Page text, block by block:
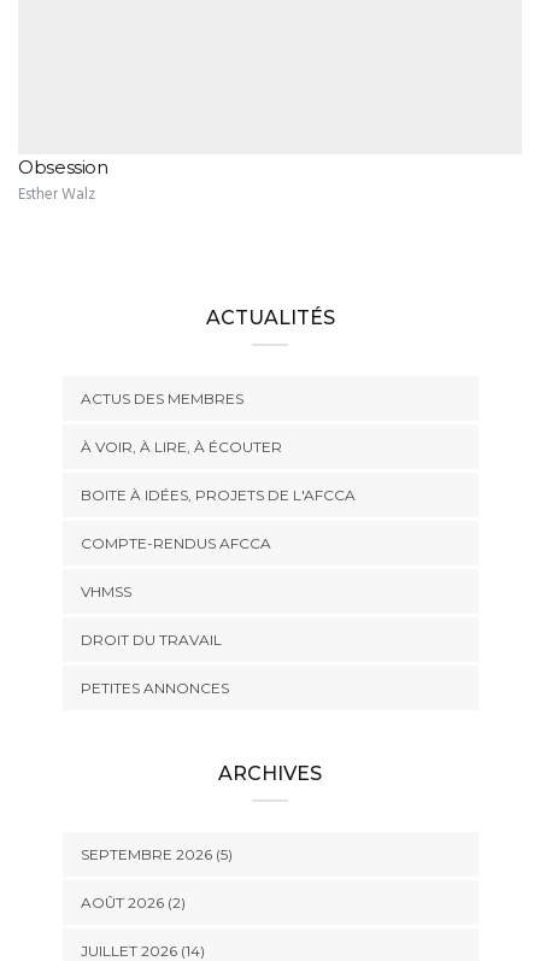
Obsession
Esther Walz
ACTUALITÉS
ACTUS DES MEMBRES
À VOIR, À LIRE, À ÉCOUTER
BOITE À IDÉES, PROJETS DE L'AFCCA
COMPTE-RENDUS AFCCA
VHMSS
DROIT DU TRAVAIL
PETITES ANNONCES
ARCHIVES
SEPTEMBRE 2026 (5)
AOÛT 2026 (2)
JUILLET 2026 (14)